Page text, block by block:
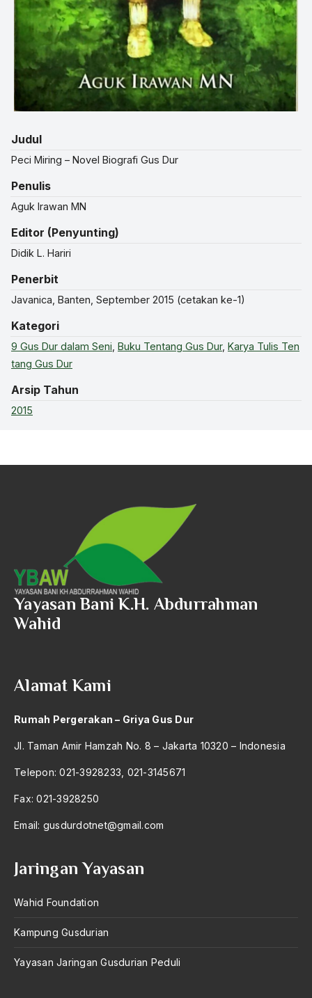
Judul
Peci Miring – Novel Biografi Gus Dur
Penulis
Aguk Irawan MN
Editor (Penyunting)
Didik L. Hariri
Penerbit
Javanica, Banten, September 2015 (cetakan ke-1)
Kategori
9 Gus Dur dalam Seni Buku Tentang Gus Dur, Karya Tulis Ten
tang Gus Dur
Arsip Tahun
2015
Yayasan Bani K.H. Abdurrahman
Wahid
Alamat Kami
Rumah Pergerakan – Griya Gus Dur
Jl. Taman Amir Hamzah No. 8 – Jakarta 10320 – Indonesia
Telepon: 021-3928233, 021-3145671
Fax: 021-3928250
Email: gusdurdotnet@gmail.com
Jaringan Yayasan
Wahid Foundation
Kampung Gusdurian
Yayasan Jaringan Gusdurian Peduli